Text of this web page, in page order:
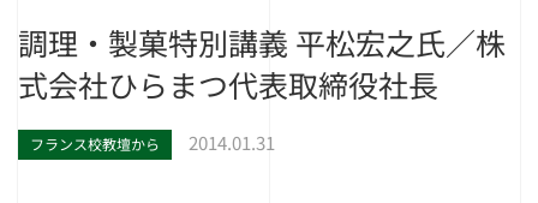
調理・製菓特別講義 平松宏之氏／株
式会社ひらまつ代表取締役社長
フランス校教壇から 2014.01.31